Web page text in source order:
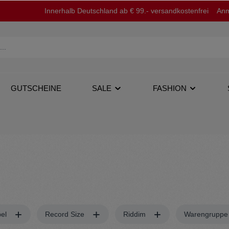
Innerhalb Deutschland ab € 99.- versandkostenfrei
GUTSCHEINE SALE FASHION
Tapes
Pullover
Record Size Riddim Warengruppe